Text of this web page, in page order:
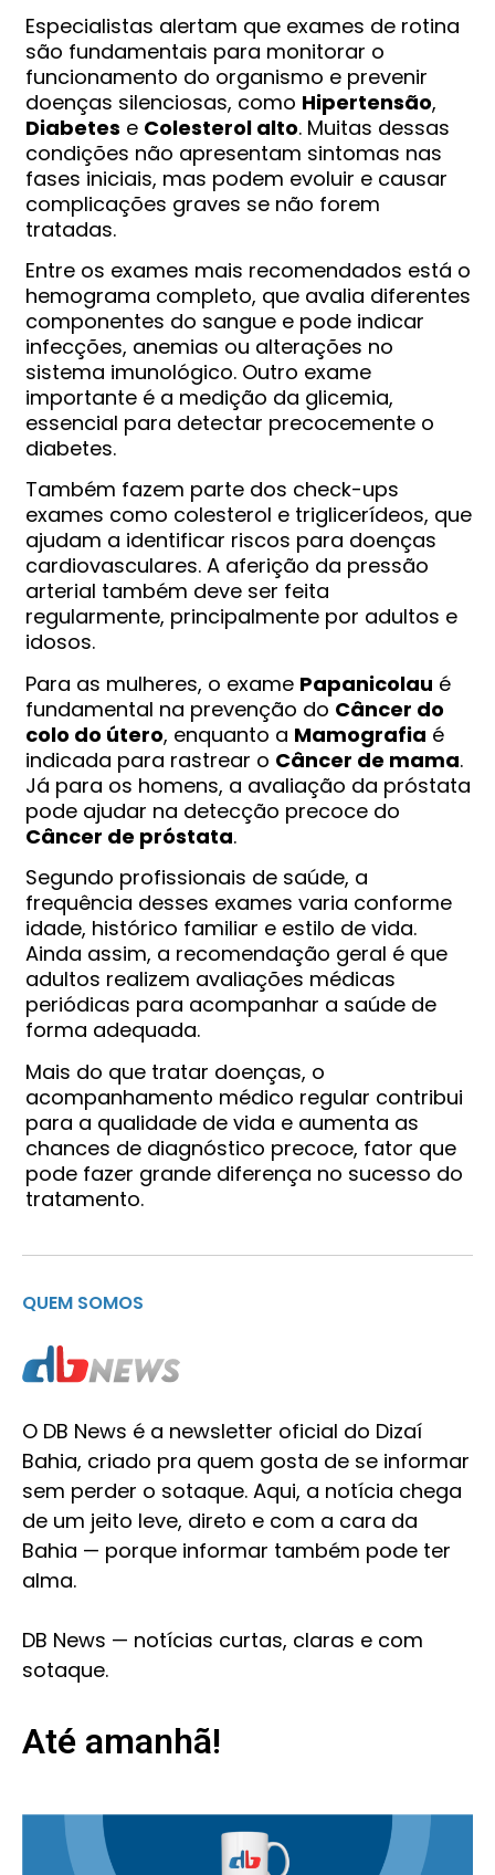
Especialistas alertam que exames de rotina
são fundamentais para monitorar o
funcionamento do organismo e prevenir
doenças silenciosas, como Hipertensão,
Diabetes e Colesterol alto. Muitas dessas
condições não apresentam sintomas nas
fases iniciais, mas podem evoluir e causar
complicações graves se não forem
tratadas.
Entre os exames mais recomendados está o
hemograma completo, que avalia diferentes
componentes do sangue e pode indicar
infecções, anemias ou alterações no
sistema imunológico. Outro exame
importante é a medição da glicemia,
essencial para detectar precocemente o
diabetes.
Também fazem parte dos check-ups
exames como colesterol e triglicerídeos, que
ajudam a identificar riscos para doenças
cardiovasculares. A aferição da pressão
arterial também deve ser feita
regularmente, principalmente por adultos e
idosos.
Para as mulheres, o exame Papanicolau é
fundamental na prevenção do Câncer do
colo do útero, enquanto a Mamografia é
indicada para rastrear o Câncer de mama.
Já para os homens, a avaliação da próstata
pode ajudar na detecção precoce do
Câncer de próstata.
Segundo profissionais de saúde, a
frequência desses exames varia conforme
idade, histórico familiar e estilo de vida.
Ainda assim, a recomendação geral é que
adultos realizem avaliações médicas
periódicas para acompanhar a saúde de
forma adequada.
Mais do que tratar doenças, o
acompanhamento médico regular contribui
para a qualidade de vida e aumenta as
chances de diagnóstico precoce, fator que
pode fazer grande diferença no sucesso do
tratamento.
QUEM SOMOS
O DB News é a newsletter oficial do Dizaí
Bahia, criado pra quem gosta de se informar
sem perder o sotaque. Aqui, a notícia chega
de um jeito leve, direto e com a cara da
Bahia — porque informar também pode ter
alma.
DB News — notícias curtas, claras e com
sotaque.
Até amanhã!